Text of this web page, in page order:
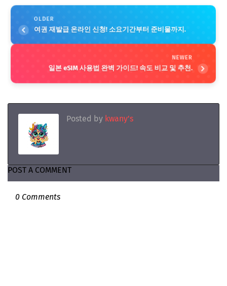
OLDER
여권 재발급 온라인 신청! 소요기간부터 준비물까지.
NEWER
일본 eSIM 사용법 완벽 가이드! 속도 비교 및 추천.
Posted by kwany's
POST A COMMENT
0 Comments